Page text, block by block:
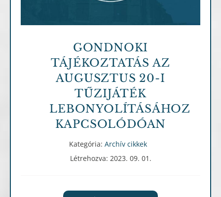
GONDNOKI
TÁJÉKOZTATÁS AZ
AUGUSZTUS 20-I
TŰZIJÁTÉK
LEBONYOLÍTÁSÁHOZ
KAPCSOLÓDÓAN
Kategória: Archív cikkek
Létrehozva: 2023. 09. 01.